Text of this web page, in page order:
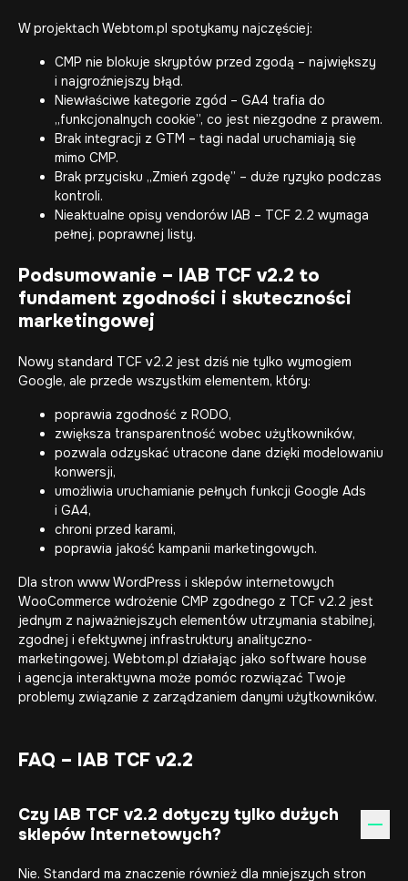
W projektach Webtom.pl spotykamy najczęściej:
CMP nie blokuje skryptów przed zgodą – największy
i najgroźniejszy błąd.
Niewłaściwe kategorie zgód – GA4 trafia do
„funkcjonalnych cookie”, co jest niezgodne z prawem.
Brak integracji z GTM – tagi nadal uruchamiają się
mimo CMP.
Brak przycisku „Zmień zgodę” – duże ryzyko podczas
kontroli.
Nieaktualne opisy vendorów IAB – TCF 2.2 wymaga
pełnej, poprawnej listy.
Podsumowanie – IAB TCF v2.2 to
fundament zgodności i skuteczności
marketingowej
Nowy standard TCF v2.2 jest dziś nie tylko wymogiem
Google, ale przede wszystkim elementem, który:
poprawia zgodność z RODO,
zwiększa transparentność wobec użytkowników,
pozwala odzyskać utracone dane dzięki modelowaniu
konwersji,
umożliwia uruchamianie pełnych funkcji Google Ads
i GA4,
chroni przed karami,
poprawia jakość kampanii marketingowych.
Dla stron www WordPress i sklepów internetowych
WooCommerce wdrożenie CMP zgodnego z TCF v2.2 jest
jednym z najważniejszych elementów utrzymania stabilnej,
zgodnej i efektywnej infrastruktury analityczno-
marketingowej. Webtom.pl działając jako software house
i agencja interaktywna może pomóc rozwiązać Twoje
problemy związanie z zarządzaniem danymi użytkowników.
FAQ – IAB TCF v2.2
Czy IAB TCF v2.2 dotyczy tylko dużych
sklepów internetowych?
Nie. Standard ma znaczenie również dla mniejszych stron